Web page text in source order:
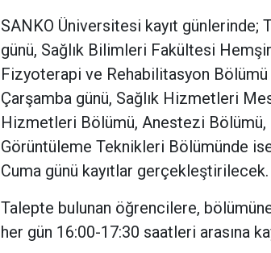
SANKO Üniversitesi kayıt
günü, Sağlık Bilimleri Fakültesi
Fizyoterapi ve Rehabilitasyon
Çarşamba günü, Sağlık Hizmetleri
Hizmetleri Bölümü, Anestezi Bölümü,
Görüntüleme Teknikleri Bölümünde
Cuma günü kayıtlar gerçekleştirilecek.
Talepte bulunan öğrencilere,
her gün 16:00-17:30 saatleri arasına